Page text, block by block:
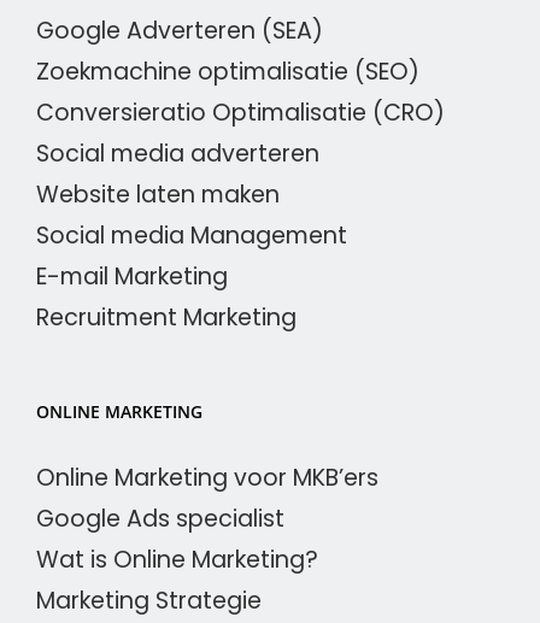
Google Adverteren (SEA)
Zoekmachine optimalisatie (SEO)
Conversieratio Optimalisatie (CRO)
Social media adverteren
Website laten maken
Social media Management
E-mail Marketing
Recruitment Marketing
ONLINE MARKETING
Online Marketing voor MKB’ers
Google Ads specialist
Wat is Online Marketing?
Marketing Strategie